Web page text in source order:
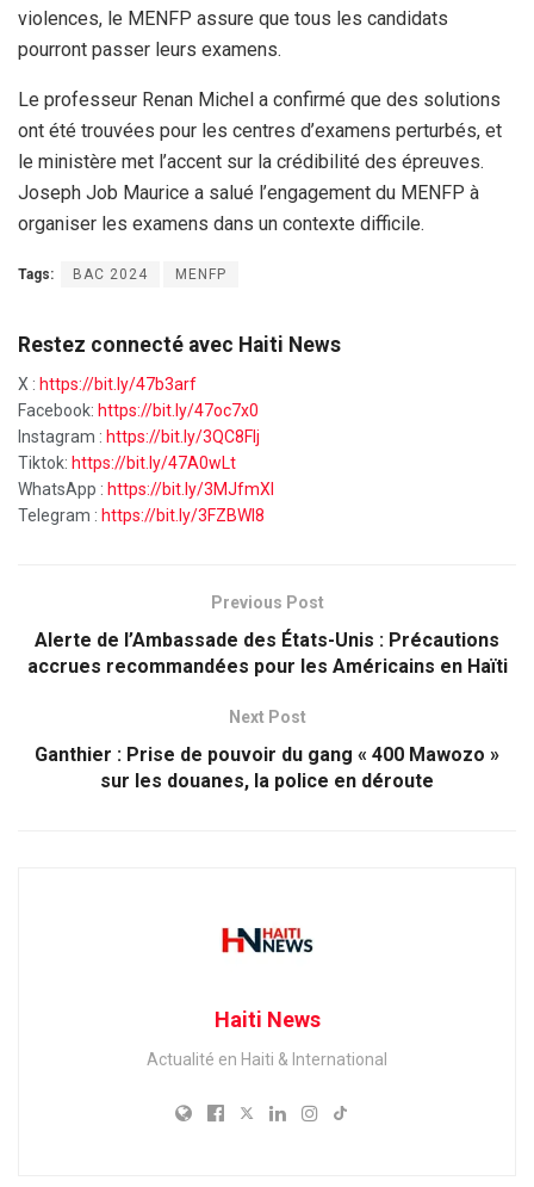
violences, le MENFP assure que tous les candidats
pourront passer leurs examens.
Le professeur Renan Michel a confirmé que des solutions
ont été trouvées pour les centres d’examens perturbés, et
le ministère met l’accent sur la crédibilité des épreuves.
Joseph Job Maurice a salué l’engagement du MENFP à
organiser les examens dans un contexte difficile.
Tags: BAC 2024 MENFP
Restez connecté avec Haiti News
X : https://bit.ly/47b3arf
Facebook: https://bit.ly/47oc7x0
Instagram : https://bit.ly/3QC8FIj
Tiktok: https://bit.ly/47A0wLt
WhatsApp : https://bit.ly/3MJfmXI
Telegram : https://bit.ly/3FZBWI8
Previous Post
Alerte de l’Ambassade des États-Unis : Précautions
accrues recommandées pour les Américains en Haïti
Next Post
Ganthier : Prise de pouvoir du gang « 400 Mawozo »
sur les douanes, la police en déroute
Haiti News
Actualité en Haiti & International